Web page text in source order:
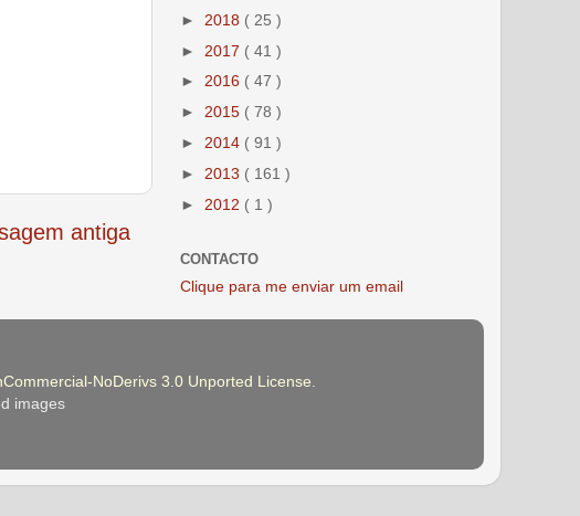
antiga
► 2018 ( 25 )
► 2017 ( 41 )
► 2016 ( 47 )
► 2015 ( 78 )
► 2014 ( 91 )
► 2013 ( 161 )
► 2012 ( 1 )
CONTACTO
Clique para me enviar um email
NoDerivs 3.0 Unported License
images